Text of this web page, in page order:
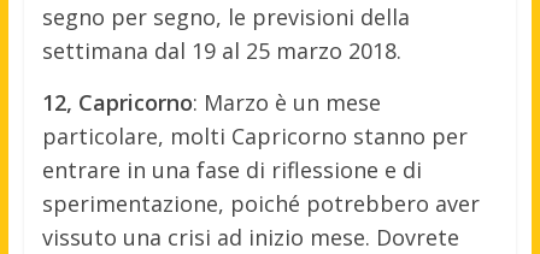
segno per segno, le previsioni della
settimana dal 19 al 25 marzo 2018.
12, Capricorno: Marzo è un mese
particolare, molti Capricorno stanno per
entrare in una fase di riflessione e di
sperimentazione, poiché potrebbero aver
vissuto una crisi ad inizio mese. Dovrete